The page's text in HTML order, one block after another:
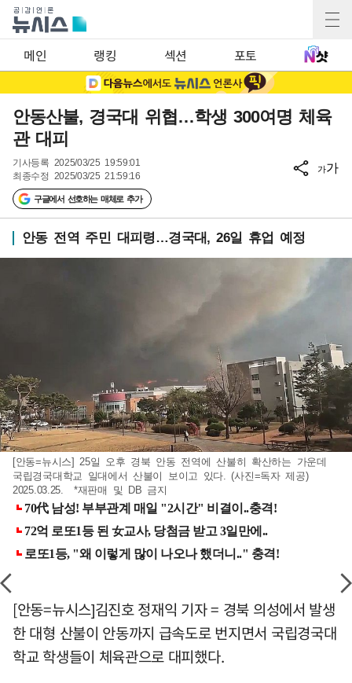
메인 랭킹 섹션 포토
안동산불, 경국대 위협…학생 300여명 체육
관 대피
기사등록 2025/03/25 19:59:01
최종수정 2025/03/25 21:59:16
구글에서 선호하는 매체로 추가
가가
안동 전역 주민 대피령…경국대, 26일 휴업 예정
[안동=뉴시스] 25일 오후 경북 안동 전역에 산불히 확산하는 가운데
국립경국대학교 일대에서 산불이 보이고 있다. (사진=독자 제공)
2025.03.25. *재판매 및 DB 금지
[안동=뉴시스]김진호 정재익 기자 = 경북 의성에서 발생
한 대형 산불이 안동까지 급속도로 번지면서 국립경국대
학교 학생들이 체육관으로 대피했다.